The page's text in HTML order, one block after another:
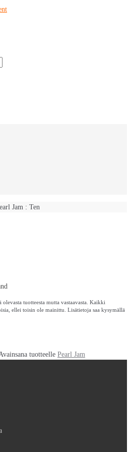
Jam : Ten
tuotteesta mutta vastaavasta. Kaikki
ellei toisin ole mainittu. Lisätietoja saa kysymällä
tuotteelle Pearl Jam